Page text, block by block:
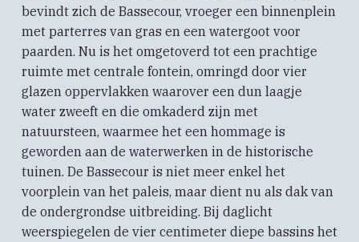
bevindt zich de Bassecour, vroeger een binnenplein
met parterres van gras en een watergoot voor
paarden. Nu is het omgetoverd tot een prachtige
ruimte met centrale fontein, omringd door vier
glazen oppervlakken waarover een dun laagje
water zweeft en die omkaderd zijn met
natuursteen, waarmee het een hommage is
geworden aan de waterwerken in de historische
tuinen. De Bassecour is niet meer enkel het
voorplein van het paleis, maar dient nu als dak van
de ondergrondse uitbreiding. Bij daglicht
weerspiegelen de vier centimeter diepe bassins het